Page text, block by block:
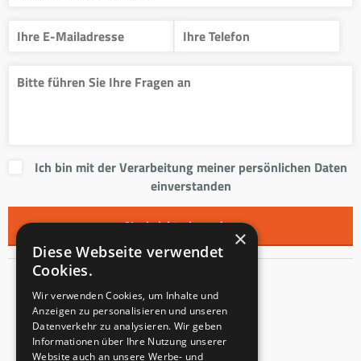
Ich bin mit der Verarbeitung meiner persönlichen Daten
einverstanden
Kontakt
Innentreppen s.r.o.
Mladoňovice 65
×
Diese Webseite verwendet
Cookies.
Wir verwenden Cookies, um Inhalte und
Anzeigen zu personalisieren und unseren
Datenverkehr zu analysieren. Wir geben
Informationen über Ihre Nutzung unserer
Website auch an unsere Werbe- und